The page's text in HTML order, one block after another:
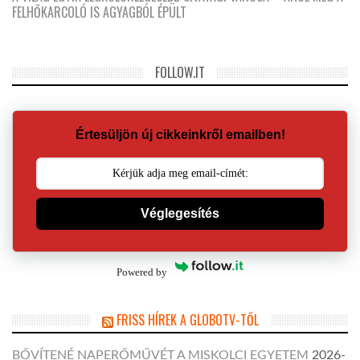
FELHŐKARCOLÓ IS AGYAGBÓL ÉPÜLT
FOLLOW.IT
Értesüljön új cikkeinkről emailben!
Véglegesítés
Powered by
FRISS HÍREK A GLOBOTV-TŐL
BŐVÍTENÉ NAPERŐMŰVÉT A MISKOLCI EGYETEM 2026-